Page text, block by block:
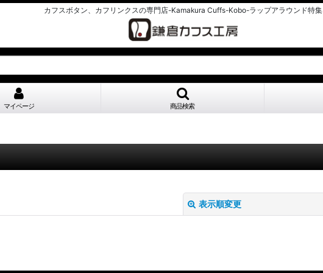
カフスボタン、カフリンクスの専門店-Kamakura Cuffs-Kobo-ラップアラウンド特集
マイページ 商品検索
表示順変更